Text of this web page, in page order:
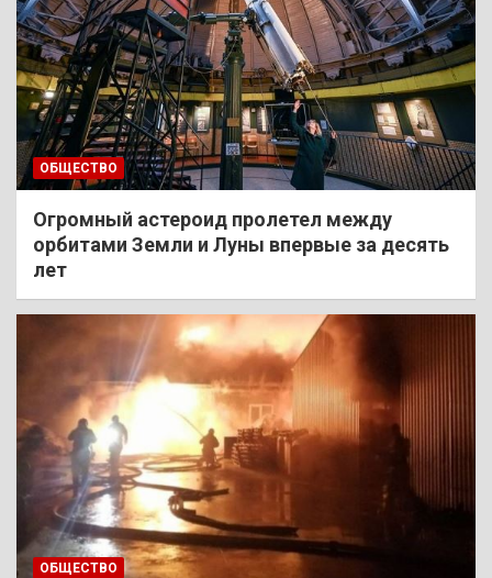
ОБЩЕСТВО
Огромный астероид пролетел между
орбитами Земли и Луны впервые за десять
лет
ОБЩЕСТВО